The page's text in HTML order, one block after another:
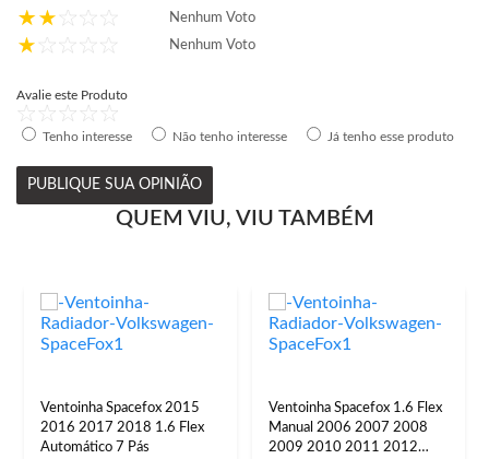
Nenhum Voto
Nenhum Voto
Avalie este Produto
Tenho interesse Não tenho interesse Já tenho esse produto
PUBLIQUE SUA OPINIÃO
QUEM VIU, VIU TAMBÉM
Ventoinha Spacefox 2015
2016 2017 2018 1.6 Flex
Automático 7 Pás
Ventoinha Spacefox 1.6 Flex
Manual 2006 2007 2008
2009 2010 2011 2012